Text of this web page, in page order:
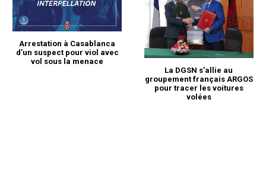
Arrestation à Casablanca
d’un suspect pour viol avec
vol sous la menace
La DGSN s’allie au
groupement français ARGOS
pour tracer les voitures
volées